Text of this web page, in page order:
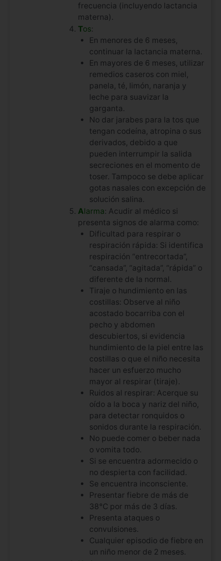
frecuencia (incluyendo lactancia
materna).
Tos:
En menores de 6 meses,
continuar la lactancia materna.
En mayores de 6 meses, utilizar
remedios caseros con miel,
panela, té, limón, naranja y
leche para suavizar la
garganta.
No dar jarabes para la tos que
tengan codeína, atropina o sus
derivados, debido a que
pueden interrumpir la salida
secreciones en el momento de
toser. Tampoco se debe aplicar
gotas nasales con excepción de
solución salina.
Alarma: Acudir al médico si
presenta signos de alarma como:
Dificultad para respirar o
respiración rápida: Si identifica
respiración “entrecortada”,
“cansada”, “agitada”, “rápida” o
diferente de la normal.
Tiraje o hundimiento en las
costillas: Observe al niño
acostado bocarriba con el
pecho y abdomen
descubiertos, si evidencia
hundimiento de la piel entre las
costillas o que el niño necesita
hacer un esfuerzo mucho
mayor al respirar (tiraje).
Ruidos al respirar: Acerque su
oído a la boca y nariz del niño,
para detectar ronquidos o
sonidos durante la respiración.
No puede comer o beber nada
o vomita todo.
Si se encuentra adormecido o
no despierta con facilidad.
Se encuentra inconsciente.
Presentar fiebre de más de
38°C por más de 3 días.
Presenta ataques o
convulsiones.
Cualquier episodio de fiebre en
un niño menor de 2 meses.